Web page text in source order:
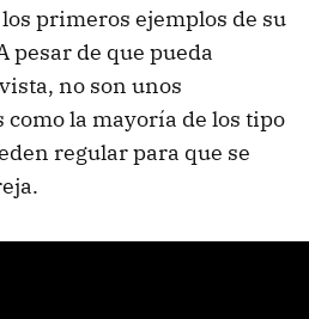
primeros ejemplos de su
pesar de que pueda
no son unos
la mayoría de los tipo
regular para que se